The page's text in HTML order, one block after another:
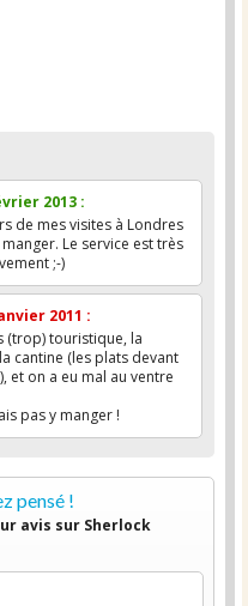
2013 :
de mes visites à Londres
Le service est très
;-)
2011 :
(trop) touristique, la
cantine (les plats devant
et on a eu mal au ventre
pas y manger !
pensé !
avis sur Sherlock